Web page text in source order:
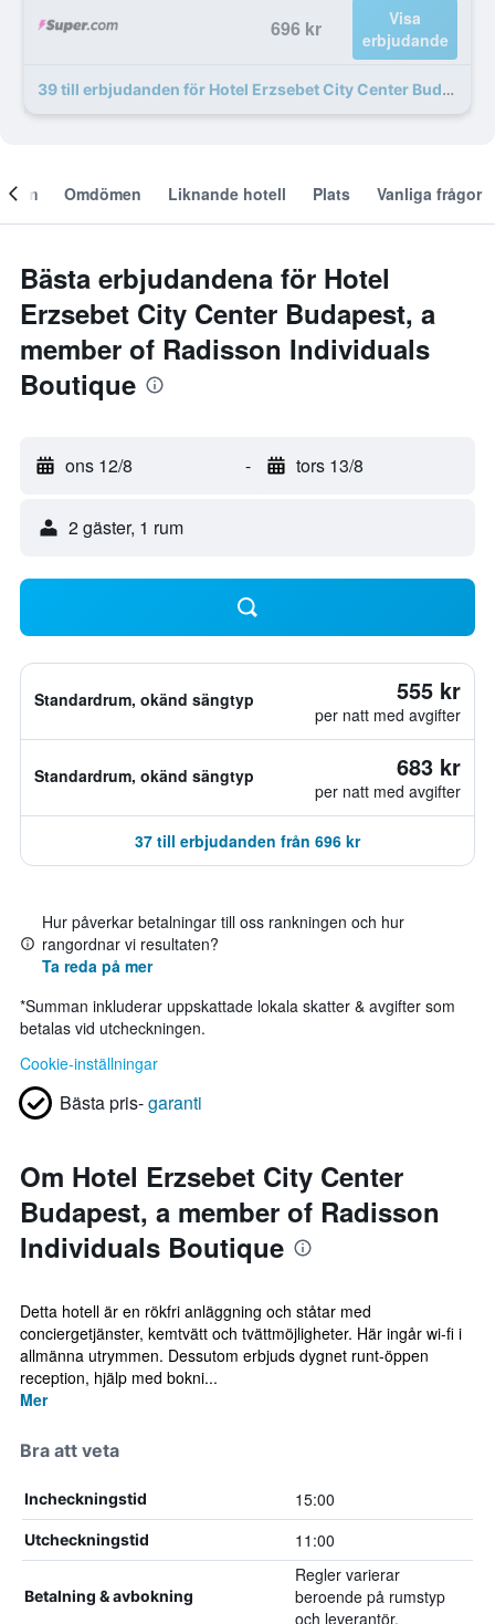
696 kr
Visa
erbjudande
39 till erbjudanden för Hotel Erzsebet City Center Budapest, a member of Radisson Individuals Boutique
Om Omdömen Liknande hotell Plats Vanliga frågor
Bästa erbjudandena för Hotel
Erzsebet City Center Budapest, a
member of Radisson Individuals
Boutique
ons 12/8 - tors 13/8
2 gäster, 1 rum
Standardrum, okänd sängtyp 555 kr
per natt med avgifter
Standardrum, okänd sängtyp 683 kr
per natt med avgifter
37 till erbjudanden från 696 kr
Hur påverkar betalningar till oss rankningen och hur
rangordnar vi resultaten?
Ta reda på mer
*Summan inkluderar uppskattade lokala skatter & avgifter som
betalas vid utcheckningen.
Cookie-inställningar
Bästa pris-garanti
Om Hotel Erzsebet City Center
Budapest, a member of Radisson
Individuals Boutique
Detta hotell är en rökfri anläggning och ståtar med
conciergetjänster, kemtvätt och tvättmöjligheter. Här ingår wi-fi i
allmänna utrymmen. Dessutom erbjuds dygnet runt-öppen
reception, hjälp med bokni...
Mer
Bra att veta
Incheckningstid 15:00
Utcheckningstid 11:00
Betalning & avbokning
Regler varierar
beroende på rumstyp
och leverantör.